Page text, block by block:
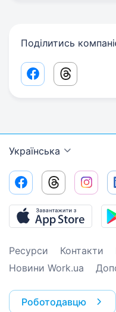
Поділитись
Facebook share
Threads
Українська
Ресурси Контакти
Новини Work.ua
Роботодавцю